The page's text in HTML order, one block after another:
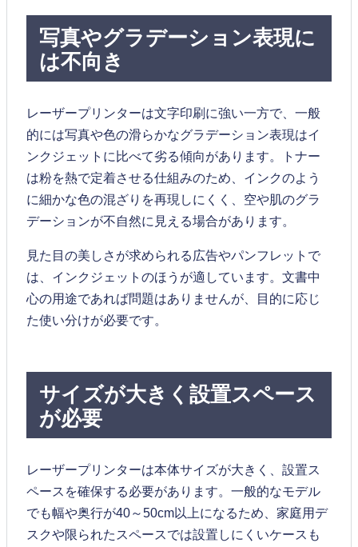
写真やグラデーション表現に
は不向き
レーザープリンターは文字印刷に強い一方で、一般
的には写真や色の滑らかなグラデーション表現はイ
ンクジェットに比べて劣る傾向があります。トナー
は粉を熱で定着させる仕組みのため、インクのよう
に細かな色の混ざりを再現しにくく、空や肌のグラ
デーションが不自然に見える場合があります。
見た目の美しさが求められる広告やパンフレットで
は、インクジェットのほうが適しています。文書中
心の用途であれば問題はありませんが、目的に応じ
た使い分けが必要です。
サイズが大きく設置スペース
が必要
レーザープリンターは本体サイズが大きく、設置ス
ペースを確保する必要があります。一般的なモデル
でも幅や奥行が40～50cm以上になるため、家庭用デ
スクや限られたスペースでは設置しにくいケースも